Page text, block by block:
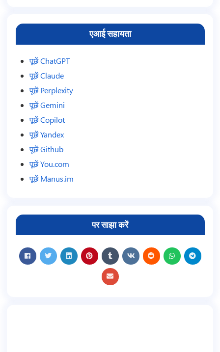
एआई सहायता
पूछें ChatGPT
पूछें Claude
पूछें Perplexity
पूछें Gemini
पूछें Copilot
पूछें Yandex
पूछें Github
पूछें You.com
पूछें Manus.im
पर साझा करें